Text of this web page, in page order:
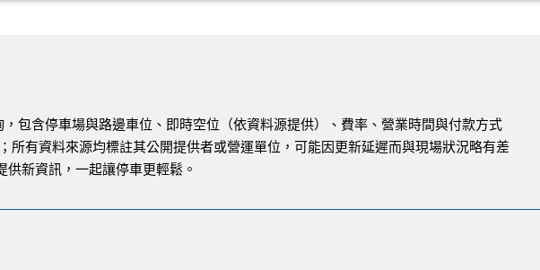
包含停車場與路邊車位、即時空位（依資料源提供）、費率、營業時間與付款方式
所有資料來源均標註其公開提供者或營運單位，可能因更新延遲而與現場狀況略有差
新資訊，一起讓停車更輕鬆。